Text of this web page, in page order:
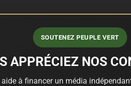
SOUTENEZ PEUPLE VERT
APPRÉCIEZ NOS
à financer un média